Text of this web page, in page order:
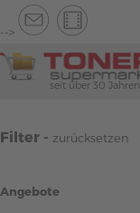
-->
seit über 30 Jahren
Filter - zurücksetzen
Angebote